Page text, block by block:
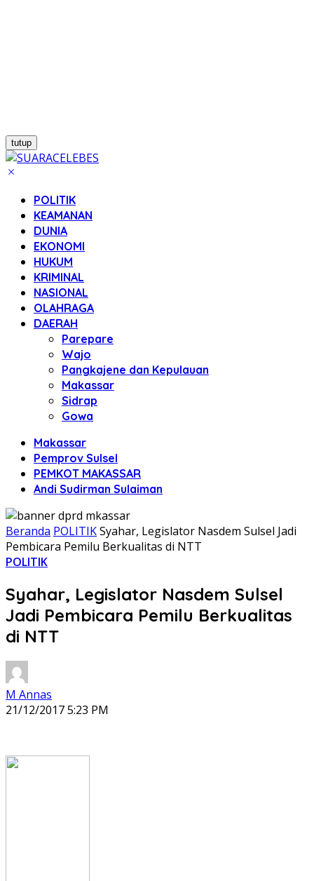
tutup
POLITIK
KEAMANAN
DUNIA
EKONOMI
HUKUM
KRIMINAL
NASIONAL
OLAHRAGA
DAERAH
Parepare
Wajo
Pangkajene dan Kepulauan
Makassar
Sidrap
Gowa
Makassar
Pemprov Sulsel
PEMKOT MAKASSAR
Andi Sudirman Sulaiman
Beranda POLITIKSyahar, Legislator Nasdem Sulsel Jadi
Pembicara Pemilu Berkualitas di NTT
POLITIK
Syahar, Legislator Nasdem Sulsel
Jadi Pembicara Pemilu Berkualitas
di NTT
M Annas
21/12/2017 5:23 PM